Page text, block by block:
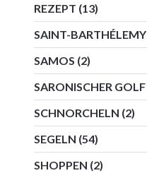
REZEPT (13)
SAINT-BARTHÉLEMY
SAMOS (2)
SARONISCHER GOLF
SCHNORCHELN (2)
SEGELN (54)
SHOPPEN (2)